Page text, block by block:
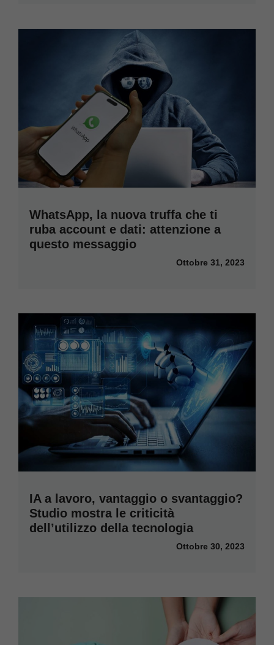
WhatsApp, la nuova truffa che ti
ruba account e dati: attenzione a
questo messaggio
Ottobre 31, 2023
IA a lavoro, vantaggio o svantaggio?
Studio mostra le criticità
dell’utilizzo della tecnologia
Ottobre 30, 2023